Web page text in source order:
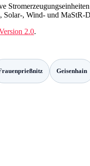
Solar-, Wind- und MaStR-
2.0.
Geisenhain